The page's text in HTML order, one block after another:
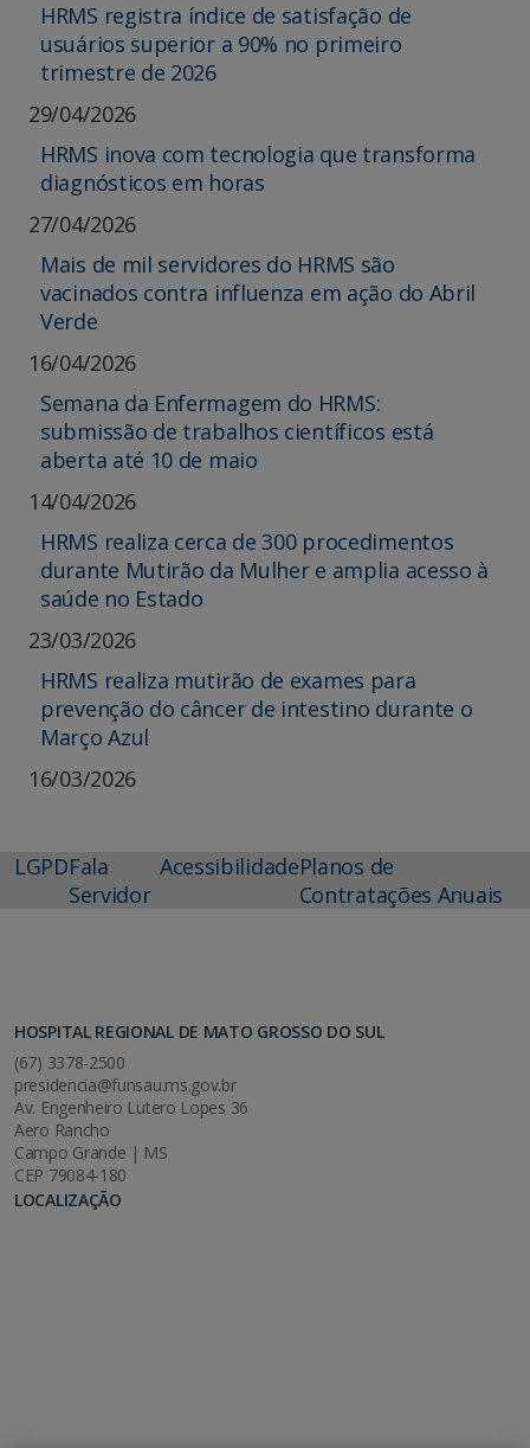
HRMS registra índice de satisfação de
usuários superior a 90% no primeiro
trimestre de 2026
29/04/2026
HRMS inova com tecnologia que transforma
diagnósticos em horas
27/04/2026
Mais de mil servidores do HRMS são
vacinados contra influenza em ação do Abril
Verde
16/04/2026
Semana da Enfermagem do HRMS:
submissão de trabalhos científicos está
aberta até 10 de maio
14/04/2026
HRMS realiza cerca de 300 procedimentos
durante Mutirão da Mulher e amplia acesso à
saúde no Estado
23/03/2026
HRMS realiza mutirão de exames para
prevenção do câncer de intestino durante o
Março Azul
16/03/2026
LGPDFala
Servidor
AcessibilidadePlanos de
Contratações Anuais
HOSPITAL REGIONAL DE MATO GROSSO DO SUL
(67) 3378-2500
presidencia@funsau.ms.gov.br
Av. Engenheiro Lutero Lopes 36
Aero Rancho
Campo Grande | MS
CEP 79084-180
LOCALIZAÇÃO